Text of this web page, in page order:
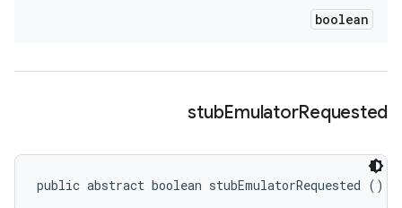
boolean
stubEmulatorRequested
public abstract boolean stubEmulatorRequested ()